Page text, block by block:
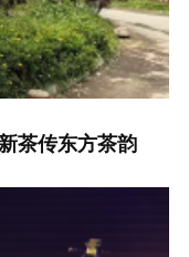
茶传东方茶韵